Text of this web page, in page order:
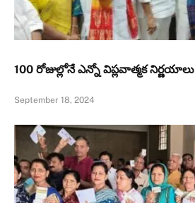
100 రోజుల్లోనే ఎన్నో విప్లవాత్మక నిర్ణయాలు
September 18, 2024